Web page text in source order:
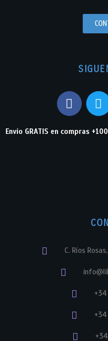
Envío GRATIS en compras
C. Ríos